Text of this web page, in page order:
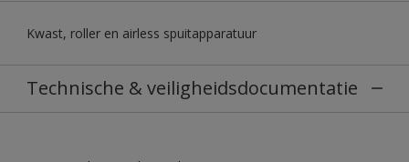
Kwast, roller en airless spuitapparatuur
Technische & veiligheidsdocumentatie